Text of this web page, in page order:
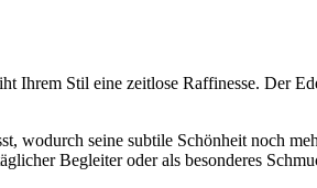
Ihrem Stil eine zeitlose Raffinesse. Der
wodurch seine subtile Schönheit noch
Begleiter oder als besonderes